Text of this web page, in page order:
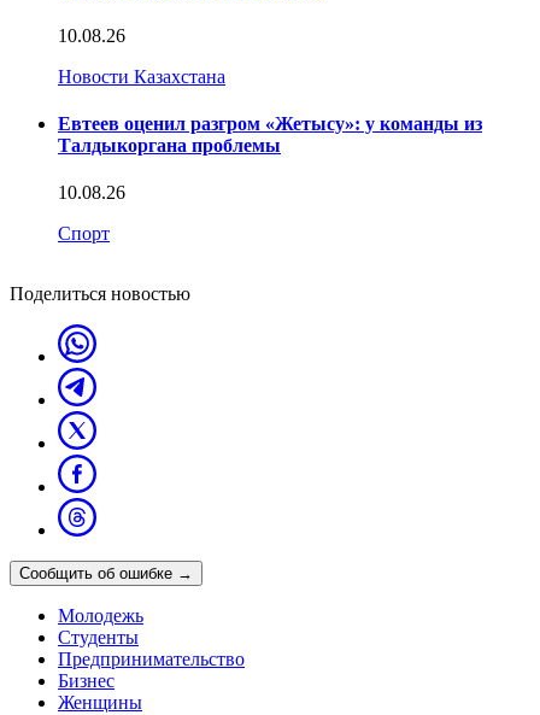
10.08.26
Новости Казахстана
Евтеев оценил разгром «Жетысу»: у команды из
Талдыкоргана проблемы
10.08.26
Спорт
Поделиться новостью
Сообщить об ошибке →
Молодежь
Студенты
Предпринимательство
Бизнес
Женщины